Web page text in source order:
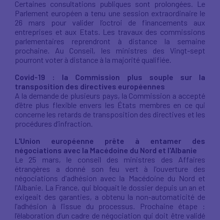
Certaines consultations publiques sont prolongées. Le
Parlement européen a tenu une session extraordinaire le
26 mars pour valider l’octroi de financements aux
entreprises et aux Etats. Les travaux des commissions
parlementaires reprendront à distance la semaine
prochaine. Au Conseil, les ministres des Vingt-sept
pourront voter à distance à la majorité qualifiée.
Covid-19 : la Commission plus souple sur la
transposition des directives européennes
A la demande de plusieurs pays, la Commission a accepté
d’être plus flexible envers les États membres en ce qui
concerne les retards de transposition des directives et les
procédures d’infraction.
L'Union européenne prête à entamer des
négociations avec la Macédoine du Nord et l'Albanie
Le 25 mars, le conseil des ministres des Affaires
étrangères a donné son feu vert à l'ouverture des
négociations d'adhésion avec la Macédoine du Nord et
l'Albanie. La France, qui bloquait le dossier depuis un an et
exigeait des garanties, a obtenu la non-automaticité de
l’adhésion à l’issue du processus. Prochaine étape :
l’élaboration d’un cadre de négociation qui doit être validé